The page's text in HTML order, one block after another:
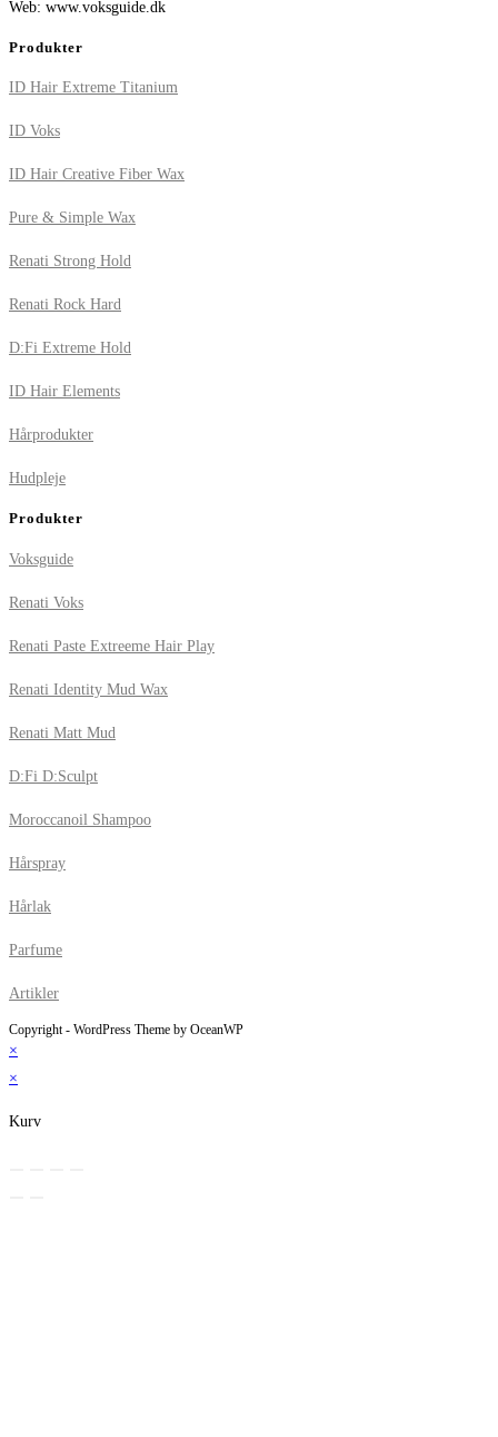
Web: www.voksguide.dk
Produkter
ID Hair Extreme Titanium
ID Voks
ID Hair Creative Fiber Wax
Pure & Simple Wax
Renati Strong Hold
Renati Rock Hard
D:Fi Extreme Hold
ID Hair Elements
Hårprodukter
Hudpleje
Produkter
Voksguide
Renati Voks
Renati Paste Extreeme Hair Play
Renati Identity Mud Wax
Renati Matt Mud
D:Fi D:Sculpt
Moroccanoil Shampoo
Hårspray
Hårlak
Parfume
Artikler
Copyright - WordPress Theme by OceanWP
×
×
Kurv